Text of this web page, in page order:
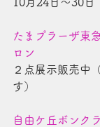
たまプラーザ東
ロン
２点展示販売中
す）
自由ケ丘ボンク